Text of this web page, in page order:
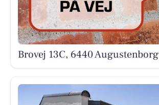
Brovej 13C, 6440 Augustenborg